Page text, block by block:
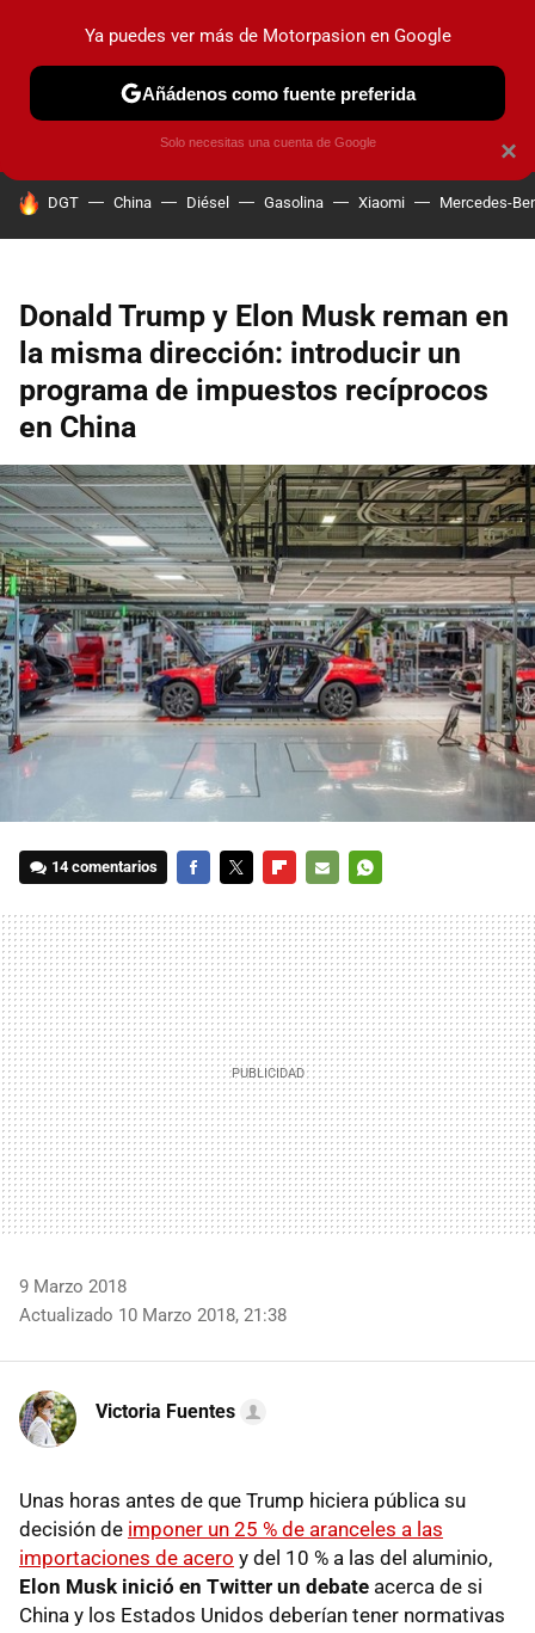
PRUEBAS COCHES ELÉCTRICOS OBSERVATORIO
HOY SE HABLA DE
DGT China Diésel Gasolina Xiaomi Mercedes-
Donald Trump y Elon Musk reman en
la misma dirección: introducir un
programa de impuestos recíprocos
en China
14 comentarios
MAIL
9 Marzo 2018
Actualizado 10 Marzo 2018, 21:38
Victoria Fuentes
Unas horas antes de que Trump hiciera pública su
decisión de imponer un 25 % de aranceles a las
importaciones de acero y del 10 % a las del aluminio,
Elon Musk inició en Twitter un debate acerca de si
China y los Estados Unidos deberían tener normativas
×
Ya puedes ver más de Motorpasion en Google
Añádenos como fuente preferida
Solo necesitas una cuenta de Google